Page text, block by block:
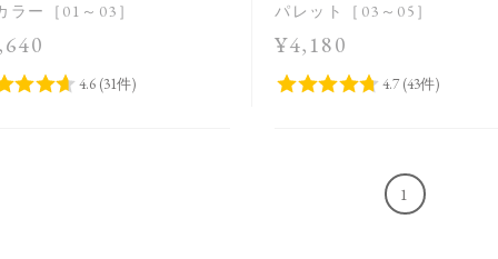
ラー［01～03］
パレット［03～05］
¥4,180
1